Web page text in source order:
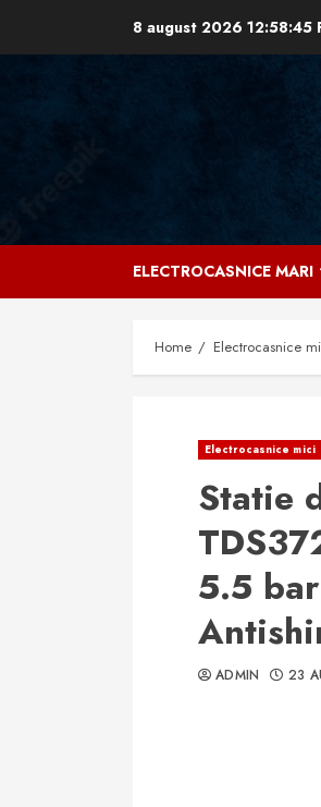
8 august 2026 12:58:46
ELECTROCASNICE MARI
Home Electrocasnice
Electrocasnice mici
Statie
5.5
ADMIN 23